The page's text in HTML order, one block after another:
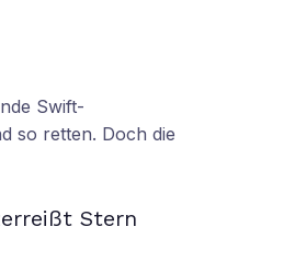
Swift-
so retten. Doch die
Stern